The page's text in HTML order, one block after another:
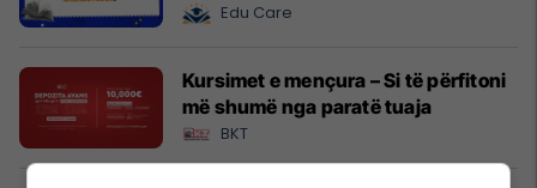
Edu Care
Kursimet e mençura – Si të përfitoni
më shumë nga paratë tuaja
BKT